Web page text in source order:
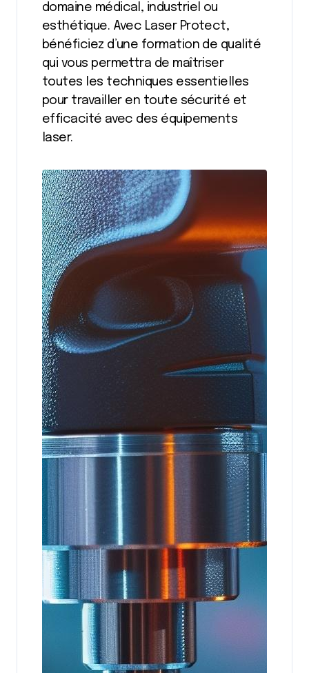
domaine médical, industriel ou
esthétique. Avec Laser Protect,
bénéficiez d’une formation de qualité
qui vous permettra de maîtriser
toutes les techniques essentielles
pour travailler en toute sécurité et
efficacité avec des équipements
laser.